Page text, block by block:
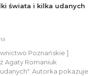
świata i kilka udanych
Poznańskie ]
Agaty Romaniuk
Autorka pokazuje